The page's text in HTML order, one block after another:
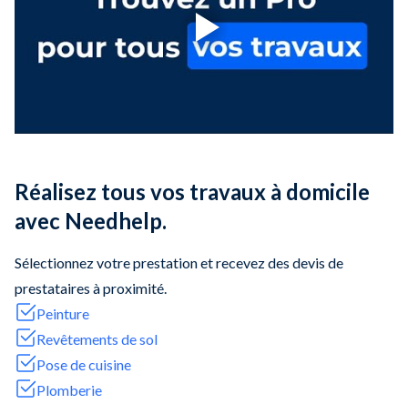
Réalisez tous vos travaux à domicile
avec Needhelp.
Sélectionnez votre prestation et recevez des devis de
prestataires à proximité.
Peinture
Revêtements de sol
Pose de cuisine
Plomberie